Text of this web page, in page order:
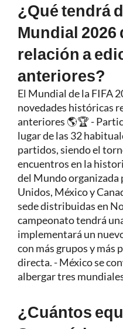
¿Qué tendrá
Mundial 2026
relación a
anteriores?
El Mundial de la FIFA
novedades históricas
anteriores 🌎🏆 -
lugar de las 32
partidos, siendo el
encuentros en la
del Mundo organizada
Unidos, México y
sede distribuidas en
campeonato tendrá
implementará un
con más grupos y más
directa. - México se
albergar tres
¿Cuántos